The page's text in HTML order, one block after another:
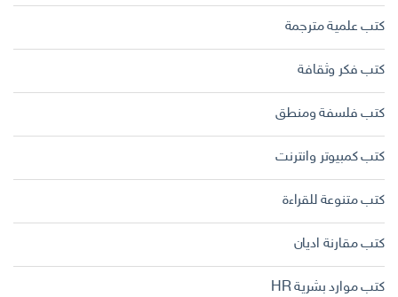
كتب علمية مترجمة
كتب فكر وثقافة
كتب فلسفة ومنطق
كتب كمبيوتر وانترنت
كتب متنوعة للقراءة
كتب مقارنة اديان
كتب موارد بشرية HR